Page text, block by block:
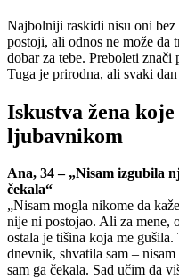
Najbolniji raskidi nisu oni
postoji, ali odnos ne može da
dobar za tebe. Preboleti znači
Tuga je prirodna, ali svaki
Iskustva žena
ljubavnikom
Ana, 34 – „Nisam izgubila
čekala“
„Nisam mogla nikome da
nije ni postojao. Ali za mene,
ostala je tišina koja me gušila.
dnevnik, shvatila sam –
sam ga čekala. Sad učim da